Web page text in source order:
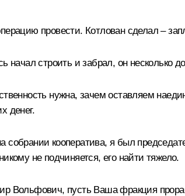
провести. Котлован сделал –
начал строить и забрал, он несколько
нужна, зачем оставляем
денег.
кооператива, я был
не подчиняется, его найти тяжело.
Вольфович, пусть Ваша фракция